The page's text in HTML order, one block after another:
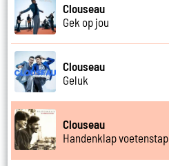
Clouseau
Gek op jou
Clouseau
Geluk
Clouseau
Handenklap voetenstap